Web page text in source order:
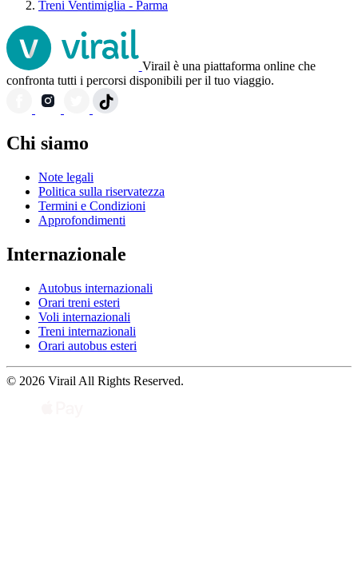
Treni Ventimiglia - Parma
Virail è una piattaforma online che
confronta tutti i percorsi disponibili per il tuo viaggio.
Chi siamo
Note legali
Politica sulla riservatezza
Termini e Condizioni
Approfondimenti
Internazionale
Autobus internazionali
Orari treni esteri
Voli internazionali
Treni internazionali
Orari autobus esteri
© 2026 Virail All Rights Reserved.